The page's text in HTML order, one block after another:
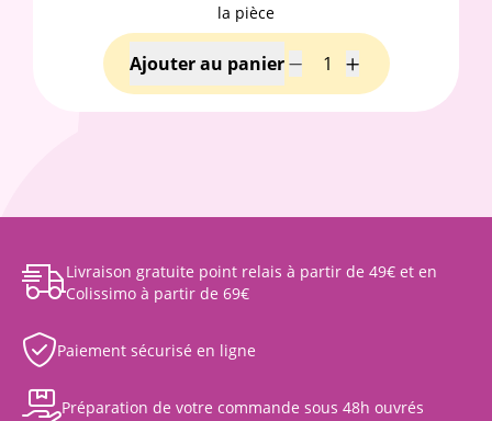
la pièce
Livraison gratuite point relais à partir de 49€ et en
Colissimo à partir de 69€
Paiement sécurisé en ligne
Préparation de votre commande sous 48h ouvrés